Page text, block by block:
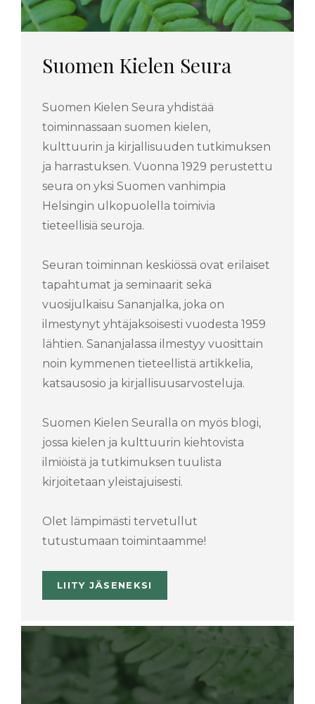
Suomen Kielen Seura
Suomen Kielen Seura yhdistää
toiminnassaan suomen kielen,
kulttuurin ja kirjallisuuden tutkimuksen
ja harrastuksen. Vuonna 1929 perustettu
seura on yksi Suomen vanhimpia
Helsingin ulkopuolella toimivia
tieteellisiä seuroja.
Seuran toiminnan keskiössä ovat erilaiset
tapahtumat ja seminaarit sekä
vuosijulkaisu Sananjalka, joka on
ilmestynyt yhtäjaksoisesti vuodesta 1959
lähtien. Sananjalassa ilmestyy vuosittain
noin kymmenen tieteellistä artikkelia,
katsausosio ja kirjallisuusarvosteluja.
Suomen Kielen Seuralla on myös blogi,
jossa kielen ja kulttuurin kiehtovista
ilmiöistä ja tutkimuksen tuulista
kirjoitetaan yleistajuisesti.
Olet lämpimästi tervetullut
tutustumaan toimintaamme!
LIITY JÄSENEKSI